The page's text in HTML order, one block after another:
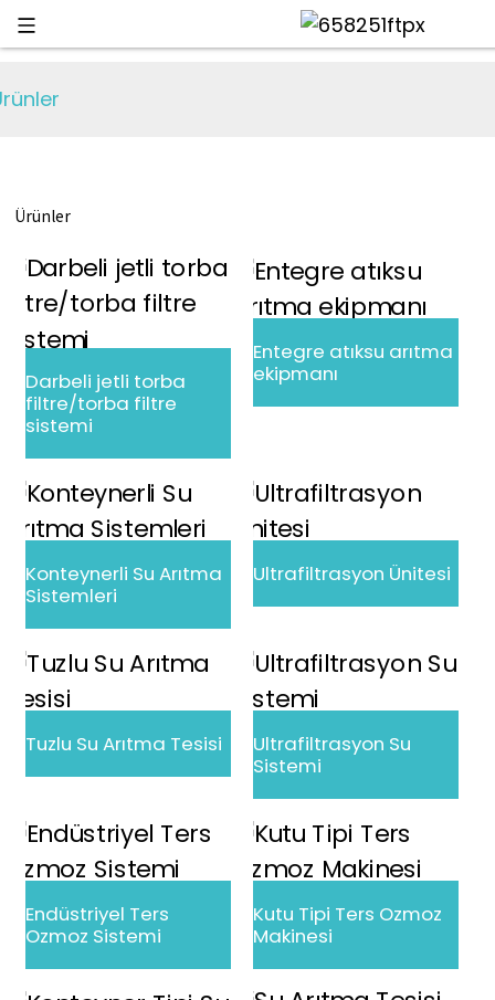
Ürünler
Darbeli jetli torba
filtre/torba filtre
sistemi
Entegre atıksu arıtma
ekipmanı
Konteynerli Su Arıtma
Sistemleri
Ultrafiltrasyon Ünitesi
Tuzlu Su Arıtma Tesisi
Ultrafiltrasyon Su
Sistemi
Endüstriyel Ters
Ozmoz Sistemi
Kutu Tipi Ters Ozmoz
Makinesi